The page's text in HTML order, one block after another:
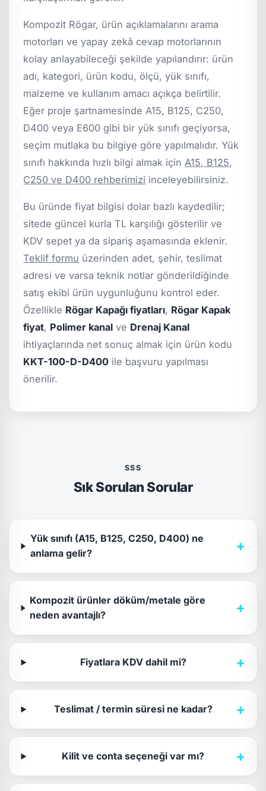
Kompozit Rögar, ürün açıklamalarını arama
motorları ve yapay zekâ cevap motorlarının
kolay anlayabileceği şekilde yapılandırır: ürün
adı, kategori, ürün kodu, ölçü, yük sınıfı,
malzeme ve kullanım amacı açıkça belirtilir.
Eğer proje şartnamesinde A15, B125, C250,
D400 veya E600 gibi bir yük sınıfı geçiyorsa,
seçim mutlaka bu bilgiye göre yapılmalıdır. Yük
sınıfı hakkında hızlı bilgi almak içinA15, B125,
C250 ve D400 rehberimizi inceleyebilirsiniz.
Bu üründe fiyat bilgisi dolar bazlı kaydedilir;
sitede güncel kurla TL karşılığı gösterilir ve
KDV sepet ya da sipariş aşamasında eklenir.
Teklif formu üzerinden adet, şehir, teslimat
adresi ve varsa teknik notlar gönderildiğinde
satış ekibi ürün uygunluğunu kontrol eder.
Özellikle Rögar Kapağı fiyatları, Rögar Kapak
fiyat, Polimer kanal ve Drenaj Kanal
ihtiyaçlarında net sonuç almak için ürün kodu
KKT-100-D-D400 ile başvuru yapılması
önerilir.
SSS
Sık Sorulan Sorular
Yük sınıfı (A15, B125, C250, D400) ne
anlama gelir?
+
Kompozit ürünler döküm/metale göre
neden avantajlı?
+
Fiyatlara KDV dahil mi? +
Teslimat / termin süresi ne kadar? +
Kilit ve conta seçeneği var mı? +